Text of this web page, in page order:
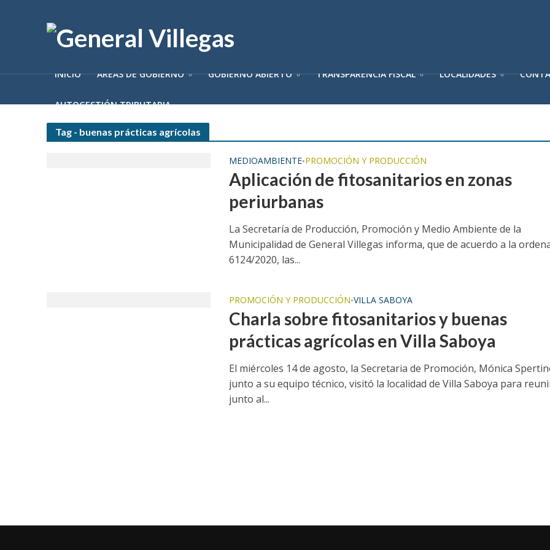
INICIO ÁREAS DE GOBIERNO GOBIERNO ABIERTO TRANSPARENCIA FISCAL LOCALIDADES
AUTOGESTIÓN TRIBUTARIA
Tag - buenas prácticas agrícolas
MEDIOAMBIENTE•PROMOCIÓN Y PRODUCCIÓN
Aplicación de fitosanitarios en zonas
periurbanas
La Secretaría de Producción, Promoción y Medio Ambiente de la
Municipalidad de General Villegas informa, que de acuerdo a la
6124/2020, las...
PROMOCIÓN Y PRODUCCIÓN•VILLA SABOYA
Charla sobre fitosanitarios y buenas
prácticas agrícolas en Villa Saboya
El miércoles 14 de agosto, la Secretaria de Promoción, Mónica
junto a su equipo técnico, visitó la localidad de Villa Saboya para
junto al...